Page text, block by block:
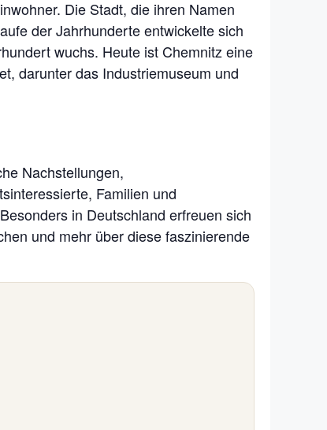
Die Stadt, die ihren Namen
der Jahrhunderte entwickelte sich
wuchs. Heute ist Chemnitz eine
darunter das Industriemuseum und
Nachstellungen,
Familien und
in Deutschland erfreuen sich
und mehr über diese faszinierende